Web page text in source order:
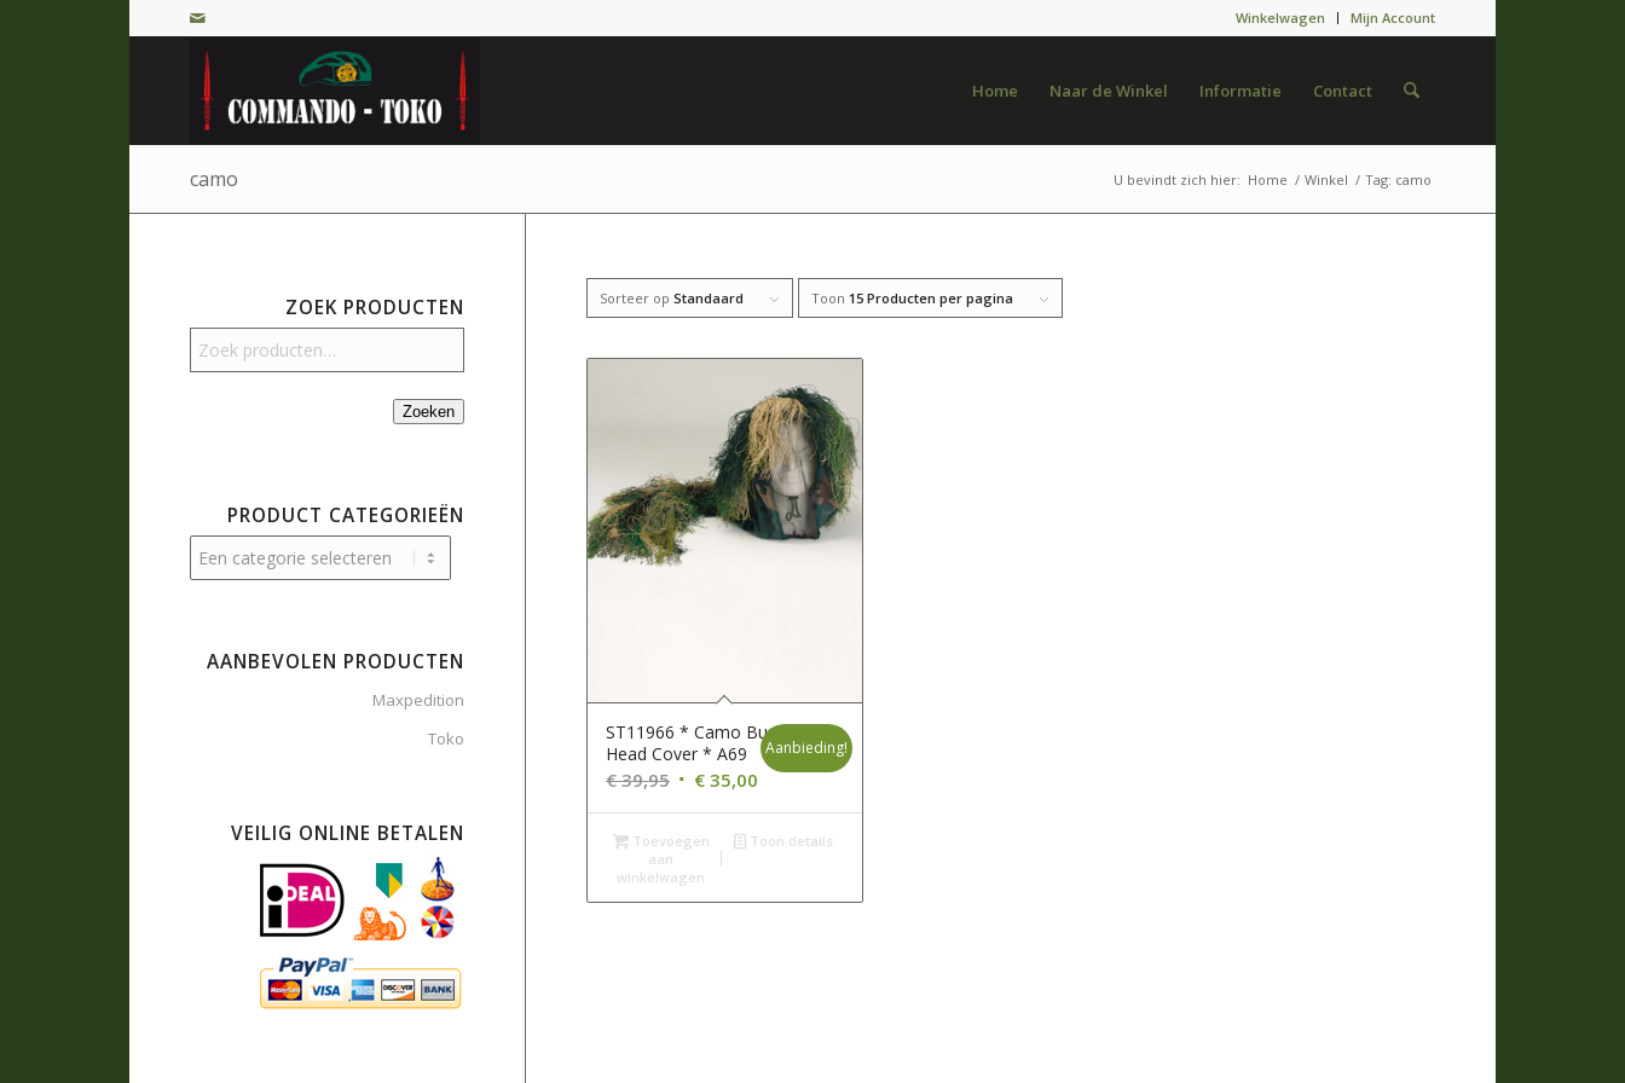
Winkelwagen Mijn Account
Home Naar de Winkel Informatie Contact
camo U bevindt zich hier: Home / Winkel / Tag: camo
Sorteer opStandaard Toon 15 Producten per pagina
ST11966 * Camo Bush
Head Cover * A69
€39,95 Oorspronkelijke
prijs
was:
€ 39,95.
€ 35,00 Huidige
prijs
is:
Aanbieding!
Toevoegen
aan
winkelwagen
Toon details
ZOEK PRODUCTEN
Zoeken
PRODUCT CATEGORIEËN
AANBEVOLEN PRODUCTEN
Maxpedition
Toko
VEILIG ONLINE BETALEN